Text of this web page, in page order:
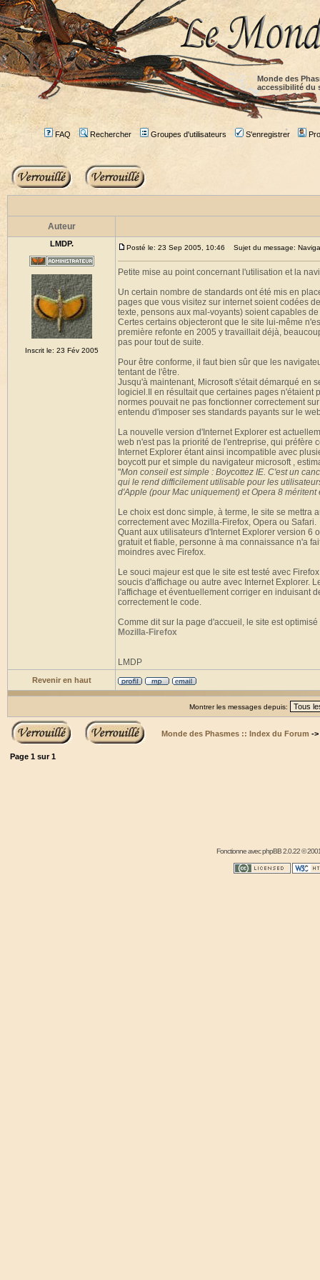
Monde des
accessibilité du
FAQ Rechercher Groupes d'utilisateurs S'enregistrer
Auteur
LMDP.
Inscrit le: 23 Fév 2005
Posté le: 23 Sep 2005, 10:46 Sujet du message:
Petite mise au point concernant l'utilisation et la
Un certain nombre de standards ont été mis en
pages que vous visitez sur internet soient codées
texte, pensons aux mal-voyants) soient capables
Certes certains objecteront que le site lui-même
première refonte en 2005 y travaillait déjà,
pas pour tout de suite.
Pour être conforme, il faut bien sûr que les
tentant de l'être.
Jusqu'à maintenant, Microsoft s'était démarqué en
logiciel.Il en résultait que certaines pages
normes pouvait ne pas fonctionner correctement
entendu d'imposer ses standards payants sur le
La nouvelle version d'Internet Explorer est
web n'est pas la priorité de l'entreprise, qui préfère
Internet Explorer étant ainsi incompatible avec
boycott pur et simple du navigateur microsoft ,
"Mon conseil est simple : Boycottez IE. C'est un
qui le rend difficilement utilisable pour les
d'Apple (pour Mac uniquement) et Opera 8
Le choix est donc simple, à terme, le site se
correctement avec Mozilla-Firefox, Opera ou Safari.
Quant aux utilisateurs d'Internet Explorer version 6
gratuit et fiable, personne à ma connaissance n'a
moindres avec Firefox.
Le souci majeur est que le site est testé avec
soucis d'affichage ou autre avec Internet Explorer.
l'affichage et éventuellement corriger en induisant
correctement le code.
Comme dit sur la page d'accueil, le site est
Mozilla-Firefox
LMDP
Revenir en haut
Montrer les messages depuis:
Monde des Phasmes :: Index du Forum ->
Page 1 sur1
Fonctionne avecphpBB2.0.22 ©